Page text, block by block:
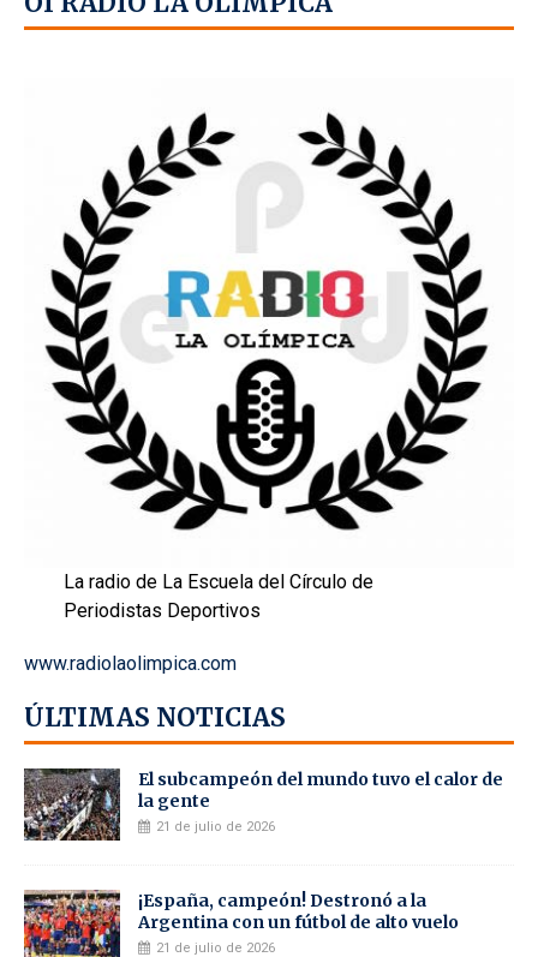
La radio de La Escuela del Círculo de
Periodistas Deportivos
www.radiolaolimpica.com
ÚLTIMAS NOTICIAS
El subcampeón del mundo tuvo el calor de
la gente
21 de julio de 2026
¡España, campeón! Destronó a la
Argentina con un fútbol de alto vuelo
21 de julio de 2026